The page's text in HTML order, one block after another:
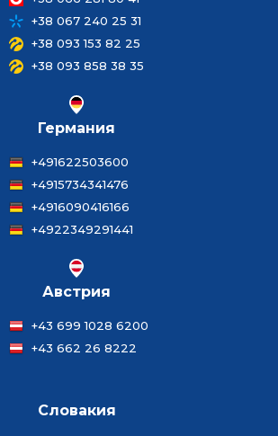
+38 067 240 25 31
+38 093 153 82 25
+38 093 858 38 35
Германия
+491622503600
+4915734341476
+4916090416166
+4922349291441
Австрия
+43 699 1028 6200
+43 662 26 8222
Словакия